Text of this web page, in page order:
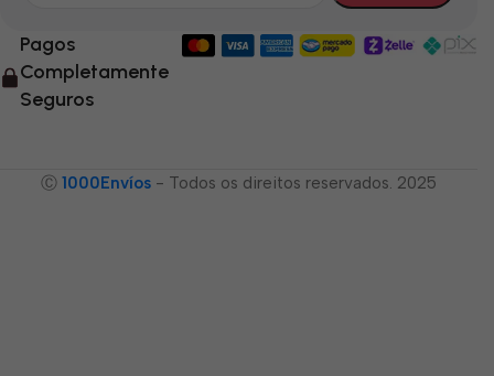
Pagos
Completamente
Seguros
Ⓒ 1000Envíos - Todos os direitos reservados. 2025